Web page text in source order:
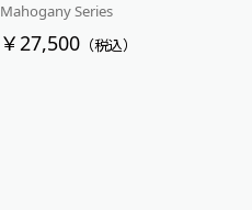
Mahogany Series
￥27,500 （税込）